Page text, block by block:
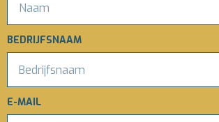
BEDRIJFSNAAM
E-MAIL